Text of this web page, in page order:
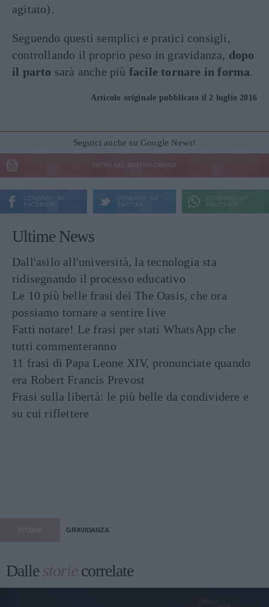
agitato).
Seguendo questi semplici e pratici consigli,
controllando il proprio peso in gravidanza, dopo
il parto sarà anche più facile tornare in forma.
Articolo originale pubblicato il 2 luglio 2016
Seguici anche su Google News!
ENTRA NEL NOSTRO CANALE
CONDIVIDI SU
FACEBOOK
CONDIVIDI SU
TWITTER
CONDIVIDI SU
WHATSAPP
Ultime News
Dall'asilo all'università, la tecnologia sta
ridisegnando il processo educativo
Le 10 più belle frasi dei The Oasis, che ora
possiamo tornare a sentire live
Fatti notare! Le frasi per stati WhatsApp che
tutti commenteranno
11 frasi di Papa Leone XIV, pronunciate quando
era Robert Francis Prevost
Frasi sulla libertà: le più belle da condividere e
su cui riflettere
GRAVIDANZA
Dallestoriecorrelate